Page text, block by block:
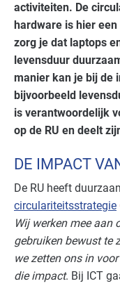
activiteiten. De
hardware is hier
zorg je dat laptops
levensduur
manier kan je bij de
bijvoorbeeld
is verantwoordelijk
op de RU en deelt
DE IMPACT
De RU heeft
circulariteitsstrategie
Wij werken mee aan
gebruiken bewust te
we zetten ons in
die impact. Bij ICT